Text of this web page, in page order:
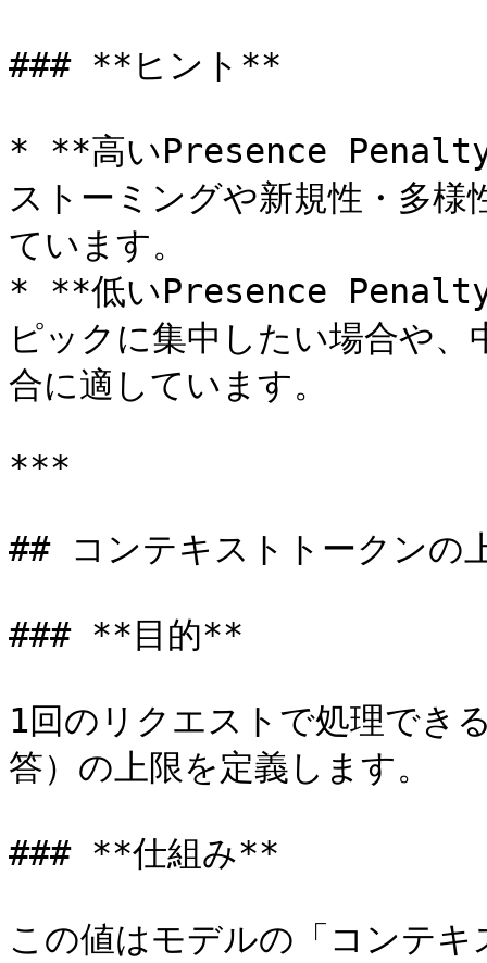
### **ヒント**
* **高いPresence Penalty
ストーミングや新規性・多
ています。
* **低いPresence Penalty
ピックに集中したい場合や
合に適しています。
***
## コンテキストトークンの
### **目的**
1回のリクエストで処理でき
答）の上限を定義します。
### **仕組み**
この値はモデルの「コンテ